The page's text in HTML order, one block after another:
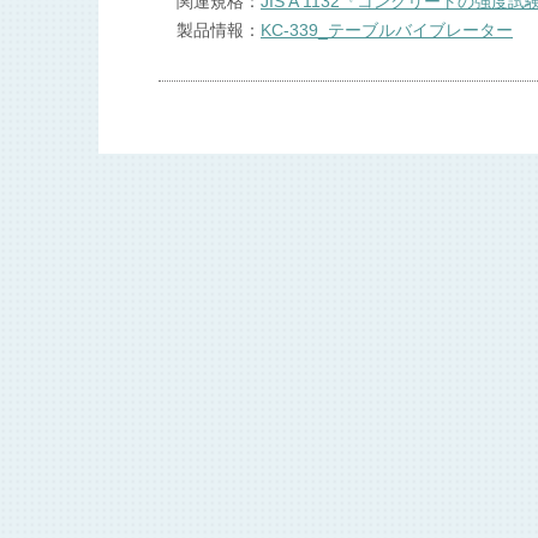
製品情報： KC-339_テーブルバイブレーター